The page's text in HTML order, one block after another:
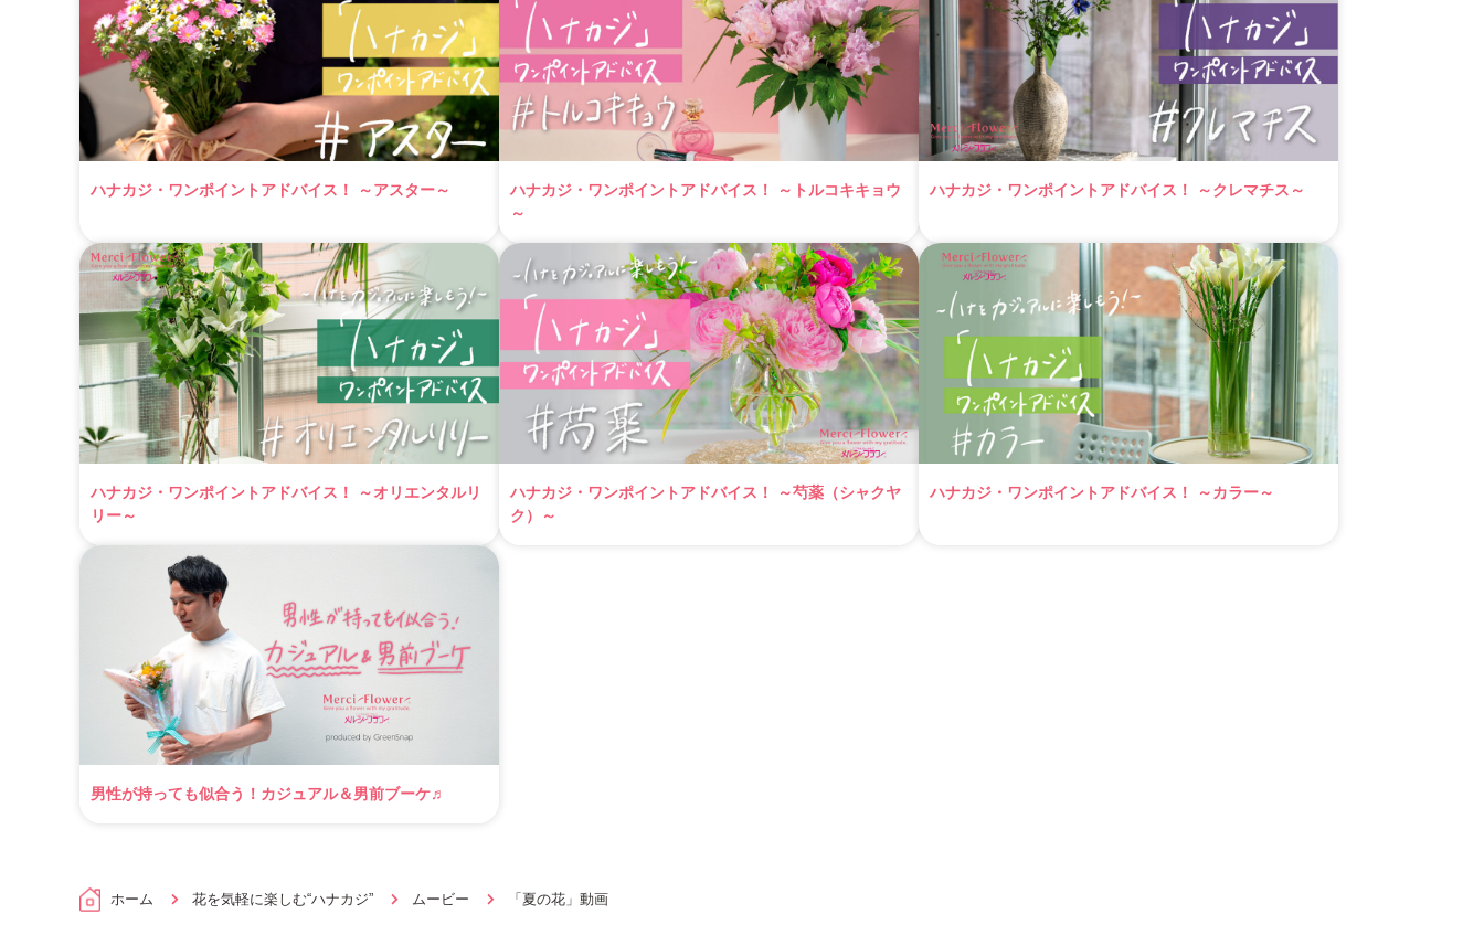
ハナカジ・ワンポイントアドバイス！ ～アスター～
ハナカジ・ワンポイントアドバイス！ ～トルコキキョウ
～
ハナカジ・ワンポイントアドバイス！ ～クレマチス～
ハナカジ・ワンポイントアドバイス！ ～オリエンタルリ
リー～
ハナカジ・ワンポイントアドバイス！ ～芍薬（シャクヤ
ク）～
ハナカジ・ワンポイントアドバイス！ ～カラー～
男性が持っても似合う！カジュアル＆男前ブーケ♬
ホーム 花を気軽に楽しむ“ハナカジ” ムービー 「夏の花」動画